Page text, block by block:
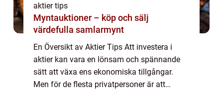
aktier tips
Myntauktioner – köp och sälj
värdefulla samlarmynt
En Översikt av Aktier Tips Att investera i
aktier kan vara en lönsam och spännande
sätt att växa ens ekonomiska tillgångar.
Men för de flesta privatpersoner är att